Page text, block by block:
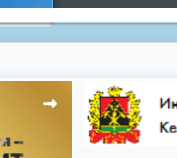
Днем ЖКХ
Противопожарная
день города
цифровое
Показать все теги